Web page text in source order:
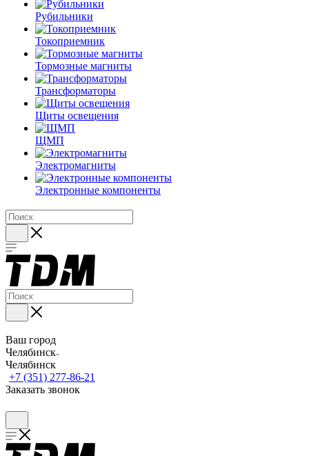
Рубильники
Токоприемник
Тормозные магниты
Трансформаторы
Щиты освещения
ЩМП
Электромагниты
Электронные компоненты
Ваш город
Челябинск
Челябинск
+7 (351) 277-86-21
Заказать звонок